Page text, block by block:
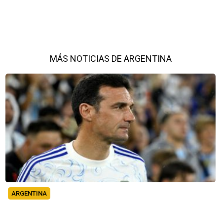
MÁS NOTICIAS DE ARGENTINA
ARGENTINA